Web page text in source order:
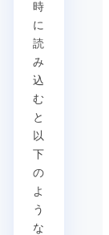
時
に
読
み
込
む
と
以
下
の
よ
う
な